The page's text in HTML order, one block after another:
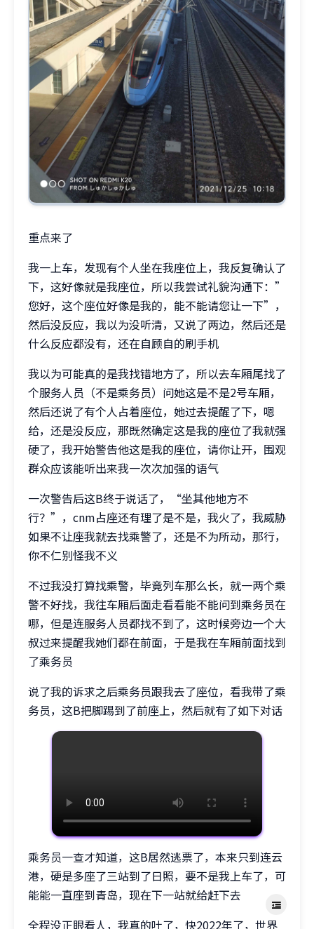
重点来了
我一上车，发现有个人坐在我座位上，我反复确认了
下，这好像就是我座位，所以我尝试礼貌沟通下：”
您好，这个座位好像是我的，能不能请您让一下”，
然后没反应，我以为没听清，又说了两边，然后还是
什么反应都没有，还在自顾自的刷手机
我以为可能真的是我找错地方了，所以去车厢尾找了
个服务人员（不是乘务员）问她这是不是2号车厢，
然后还说了有个人占着座位，她过去提醒了下，嗯
给，还是没反应，那既然确定这是我的座位了我就强
硬了，我开始警告他这是我的座位，请你让开，围观
群众应该能听出来我一次次加强的语气
一次警告后这B终于说话了，“坐其他地方不
行？”，cnm占座还有理了是不是，我火了，我威胁
如果不让座我就去找乘警了，还是不为所动，那行，
你不仁别怪我不义
不过我没打算找乘警，毕竟列车那么长，就一两个乘
警不好找，我往车厢后面走看看能不能问到乘务员在
哪，但是连服务人员都找不到了，这时候旁边一个大
叔过来提醒我她们都在前面，于是我在车厢前面找到
了乘务员
说了我的诉求之后乘务员跟我去了座位，看我带了乘
务员，这B把脚踢到了前座上，然后就有了如下对话
乘务员一查才知道，这B居然逃票了，本来只到连云
港，硬是多座了三站到了日照，要不是我上车了，可
能能一直座到青岛，现在下一站就给赶下去
全程没正眼看人，我真的吐了，快2022年了，世界